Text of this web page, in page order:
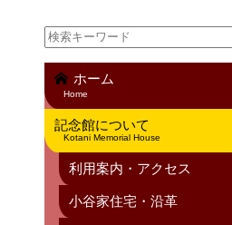
ホーム
Home
記念館について
Kotani Memorial House
利用案内・アクセス
小谷家住宅・沿革